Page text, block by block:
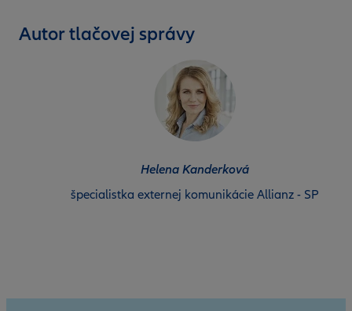
Autor tlačovej správy
Helena Kanderková
špecialistka externej komunikácie Allianz - SP